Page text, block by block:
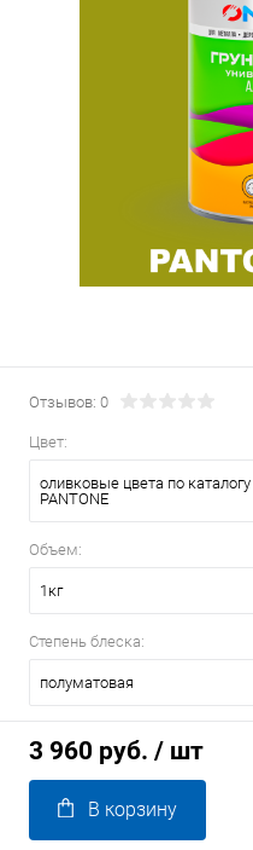
Отзывов: 0
Цвет:
оливковые цвета по каталогу
PANTONE
Объем:
1кг
Степень блеска:
полуматовая
3 960 руб. / шт
В корзину